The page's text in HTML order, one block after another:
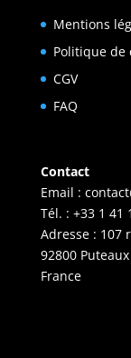
Mentions
Politique
CGV
FAQ
Contact
Email :
Tél. : +33 1 41
Adresse : 107
92800 Puteaux
France